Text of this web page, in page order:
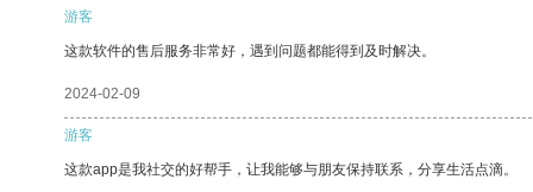
游客
这款软件的售后服务非常好，遇到问题都能得到及时解决。
2024-02-09
游客
这款app是我社交的好帮手，让我能够与朋友保持联系，分享生活点滴。